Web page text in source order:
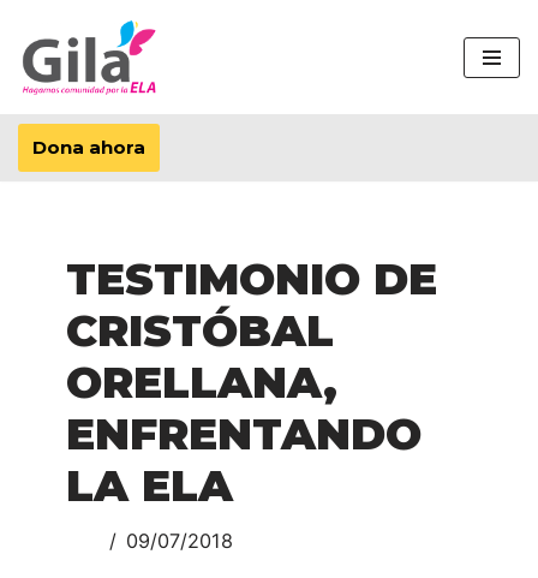
Saltar
al
contenido
Dona ahora
TESTIMONIO DE
CRISTÓBAL
ORELLANA,
ENFRENTANDO
LA ELA
09/07/2018